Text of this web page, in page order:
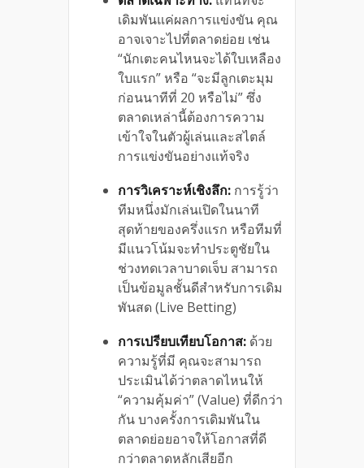
เดิมพันแค่ผลการแข่งขัน คุณ
อาจเจาะไปที่ตลาดย่อย เช่น
“นักเตะคนไหนจะได้ใบเหลือง
ใบแรก” หรือ “จะมีลูกเตะมุม
ก่อนนาทีที่ 20 หรือไม่” ซึ่ง
ตลาดเหล่านี้ต้องการความ
เข้าใจในตัวผู้เล่นและสไตล์
การแข่งขันอย่างแท้จริง
การวิเคราะห์เชิงลึก: การรู้ว่า
ทีมหนึ่งมักเล่นเปิดในนาที
สุดท้ายของครึ่งแรก หรือทีมที่
มีแนวโน้มจะทำประตูชัยใน
ช่วงทดเวลาบาดเจ็บ สามารถ
เป็นข้อมูลชั้นดีสำหรับการเดิม
พันสด (Live Betting)
การเปรียบเทียบโอกาส: ด้วย
ความรู้ที่มี คุณจะสามารถ
ประเมินได้ว่าตลาดไหนให้
“ความคุ้มค่า” (Value) ที่ดีกว่า
กัน บางครั้งการเดิมพันใน
ตลาดย่อยอาจให้โอกาสที่ดี
กว่าตลาดหลักเสียอีก